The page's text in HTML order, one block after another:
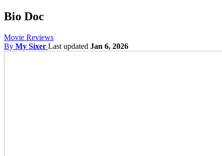
Bio Doc
Movie Reviews
By My Sixer Last updated Jan 6, 2026